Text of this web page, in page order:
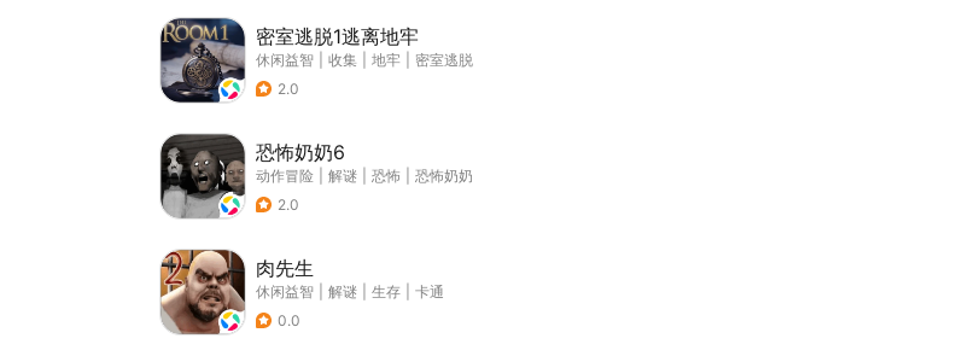
密室逃脱1逃离地牢
休闲益智 收集 地牢
密室逃脱
2.0
恐怖奶奶6
动作冒险 解谜 恐怖
恐怖奶奶
2.0
肉先生
休闲益智 解谜 生存
卡通
0.0